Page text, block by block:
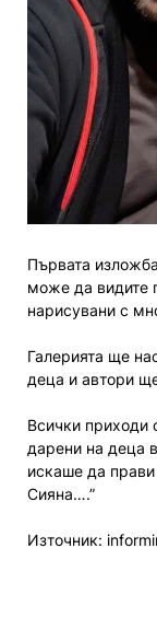
Първата
може да видите
нарисувани с
Галерията ще
деца и автори
Всички приходи
дарени на деца
искаше да
Сияна….”
Източник: